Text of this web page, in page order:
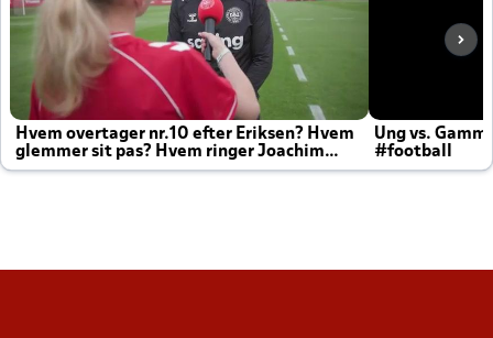
Hvem overtager nr.10 efter Eriksen? Hvem
glemmer sit pas? Hvem ringer Joachim
altid til efter kampe?
Ung vs.
#football